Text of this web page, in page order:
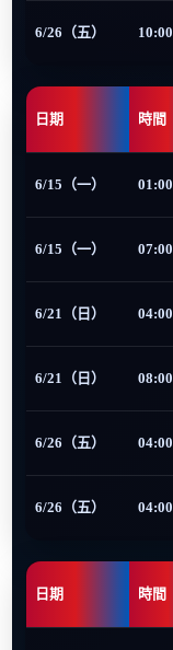
6/26（五） 10:00
日期 時間
6/15（一） 01:00
6/15（一） 07:00
6/21（日） 04:00
6/21（日） 08:00
6/26（五） 04:00
6/26（五） 04:00
日期 時間